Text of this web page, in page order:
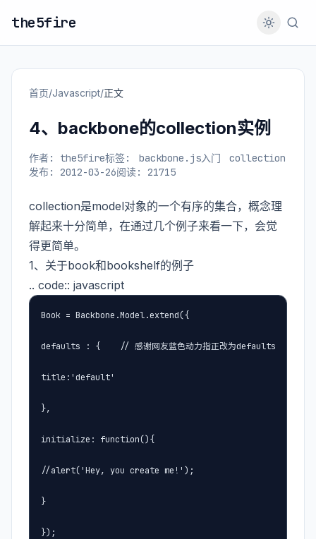
the5fire
首页/Javascript/正文
4、backbone的collection实例
作者: the5fire标签: backbone.js入门
collection
发布: 2012-03-26阅读: 21715
collection是model对象的一个有序的集合，概念理
解起来十分简单，在通过几个例子来看一下，会觉
得更简单。
1、关于book和bookshelf的例子
.. code:: javascript
Book = Backbone.Model.extend({
defaults : {    // 感谢网友蓝色动力指正改为defaults
title:'default'
},
initialize: function(){
//alert('Hey, you create me!');
}
});